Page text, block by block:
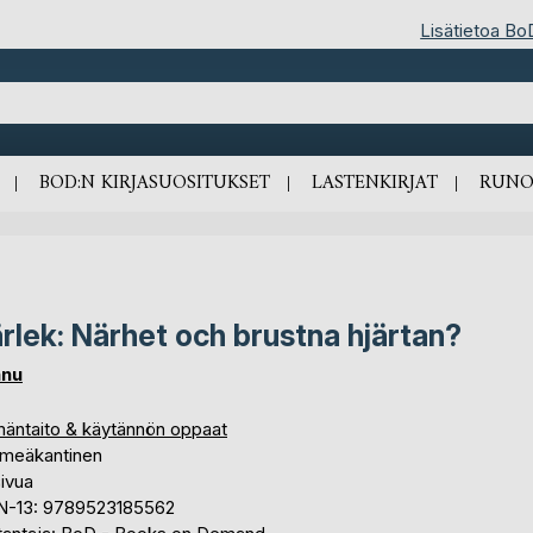
Lisätietoa
BOD:N KIRJASUOSITUKSET LASTENKIRJAT
Närhet och brustna hjärtan?
& käytännön oppaat
13: 9789523185562